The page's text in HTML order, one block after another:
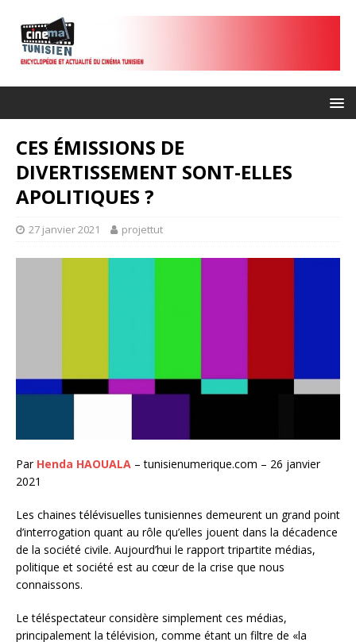
CES ÉMISSIONS DE
DIVERTISSEMENT SONT-ELLES
APOLITIQUES ?
27 janvier 2021 projettut
Par Henda HAOUALA – tunisienumerique.com – 26 janvier
2021
Les chaines télévisuelles tunisiennes demeurent un grand point
d’interrogation quant au rôle qu’elles jouent dans la décadence
de la société civile. Aujourd’hui le rapport tripartite médias,
politique et société est au cœur de la crise que nous
connaissons.
Le téléspectateur considère simplement ces médias,
principalement la télévision, comme étant un filtre de «la